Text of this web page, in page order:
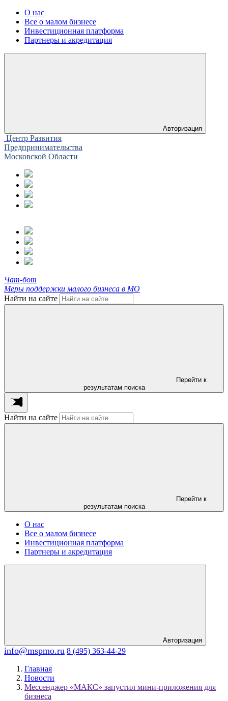
О нас
Все о малом бизнесе
Инвестиционная платформа
Партнеры и акредитация
Авторизация
Центр Развития
Предпринимательства
Московской Области
Чат-бот
Меры поддержки малого бизнеса в МО
Найти на сайте
Перейти к
результатам поиска
Найти на сайте
Перейти к
результатам поиска
О нас
Все о малом бизнесе
Инвестиционная платформа
Партнеры и акредитация
Авторизация
info@mspmo.ru 8 (495) 363-44-29
Главная
Новости
Мессенджер «МАКС» запустил мини-приложения для
бизнеса